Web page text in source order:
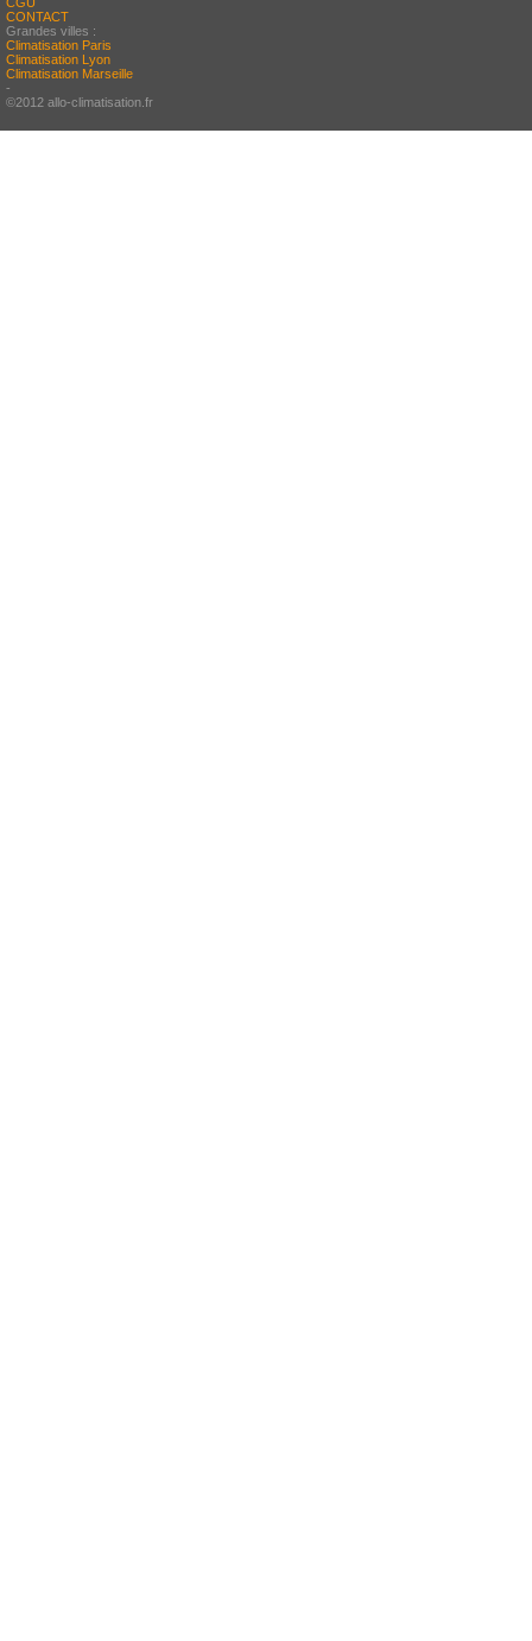
CONTACT
Grandes villes :
Climatisation Paris
Climatisation Lyon
Climatisation Marseille
-
©2012 allo-climatisation.fr